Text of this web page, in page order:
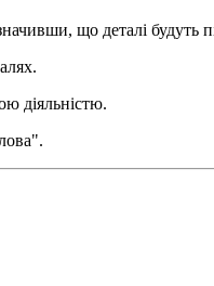
що деталі будуть
діяльністю.